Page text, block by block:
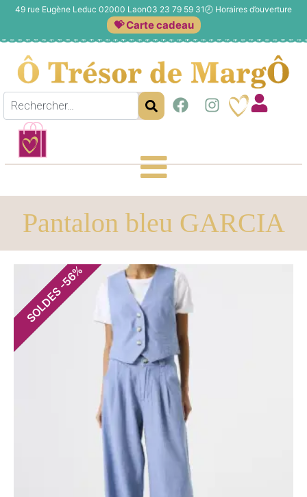
49 rue Eugène Leduc 02000 Laon03 23 79 59 31🕗 Horaires d’ouverture
💝 Carte cadeau
Pantalon bleu GARCIA
SOLDES
-
56
%